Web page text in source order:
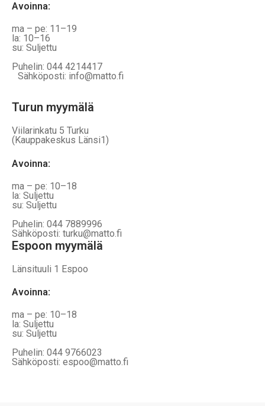
Avoinna:
ma – pe: 11–19
la: 10–16
su: Suljettu
Puhelin: 044 4214417
Sähköposti: info@matto.fi
Turun myymälä
Viilarinkatu 5 Turku
(Kauppakeskus Länsi1)
Avoinna:
ma – pe: 10–18
la: Suljettu
su: Suljettu
Puhelin: 044 7889996
Sähköposti: turku@matto.fi
Espoon myymälä
Länsituuli 1 Espoo
Avoinna:
ma – pe: 10–18
la: Suljettu
su: Suljettu
Puhelin: 044 9766023
Sähköposti: espoo@matto.fi